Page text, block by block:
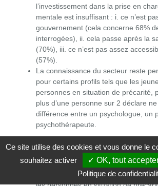
l’investissement dans la prise en
mentale est insuffisant : i. ce n’est
gouvernement (cela concerne 68%
interrogées), ii. cela passe après la
(70%), iii. ce n’est pas assez
(57%).
La connaissance du secteur reste
pour certains profils tels que les
personnes en situation de précarité,
plus d’une personne sur 2 déclare
différence entre un psychologue, un
psychothérapeute.
Nos chiffres montrent par ailleurs que :
Les groupes de population déclarant
besoins (les femmes, les familles
Ce site utilise des cookies et vous donne le
souhaitez activer
✓ OK, tout
Politique de